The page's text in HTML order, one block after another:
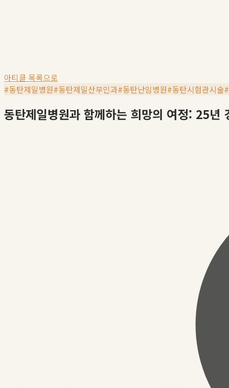
아티클 목록으로
#동탄제일병원#동탄제일산부인과#동탄난임병원#동탄시험관시술#
동탄제일병원과 함께하는 희망의 여정: 25년